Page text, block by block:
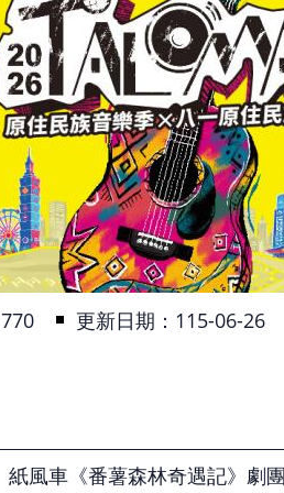
770 更新日期：115-06-26
紙風車《番薯森林奇遇記》劇